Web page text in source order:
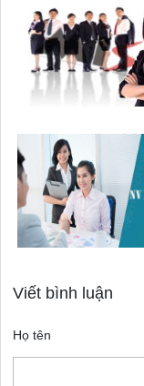
Viết bình luận
Họ tên